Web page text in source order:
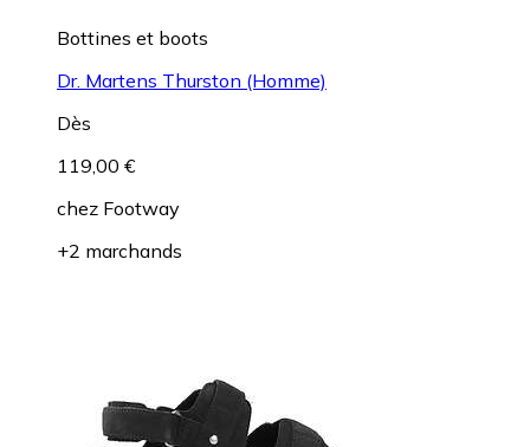
Bottines et boots
Dr. Martens Thurston (Homme)
Dès
119,00 €
chez Footway
+2 marchands